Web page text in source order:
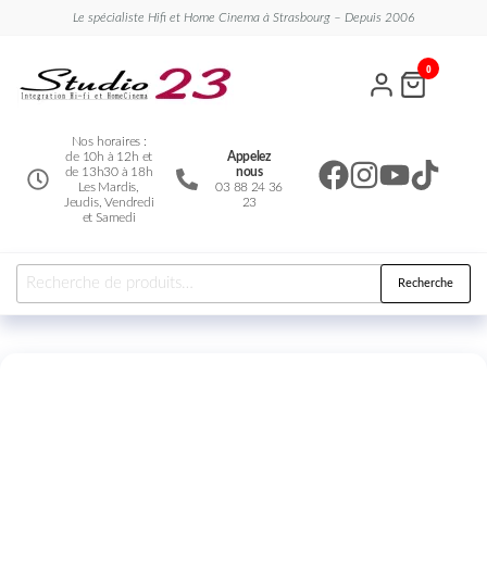
Le spécialiste Hifi et Home Cinema à Strasbourg – Depuis 2006
Nos horaires :
de 10h à 12h et
de 13h30 à 18h
Les Mardis,
Jeudis, Vendredi
et Samedi
Appelez
nous
03 88 24 36
23
0
Recherche